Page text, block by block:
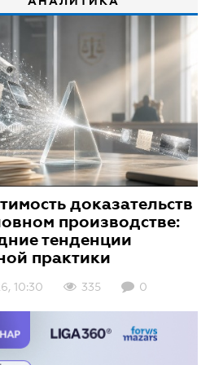
доказательств
производстве:
тенденции
практики
10:30 335 0